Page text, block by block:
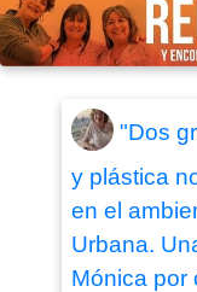
"Dos
y plástica
en el
Urbana.
Mónica por